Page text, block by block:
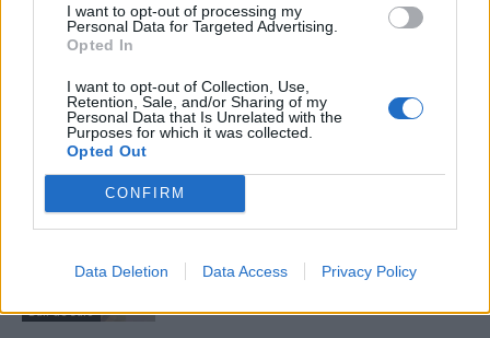
I want to opt-out of processing my
Personal Data for Targeted Advertising.
Opted In
I want to opt-out of Collection, Use,
Retention, Sale, and/or Sharing of my
Personal Data that Is Unrelated with the
Purposes for which it was collected.
Opted Out
CONFIRM
Data Deletion Data Access Privacy Policy
Enric Alguero
ARTICLES RELACIONATS
Ball de saló
d’Espanya de 10 balls solo júnior
maig 8, 2026